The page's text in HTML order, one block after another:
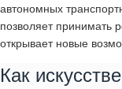
автономных
позволяет принимать
открывает новые
Как